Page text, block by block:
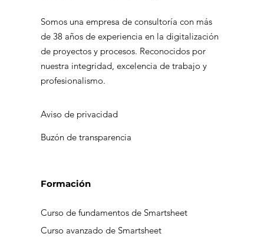
Formación
Curso de fundamentos de Smartsheet
Curso avanzado de Smartsheet
Somos una empresa de consultoría con más
de 38 años de experiencia en la digitalización
de proyectos y procesos. Reconocidos por
nuestra integridad, excelencia de trabajo y
profesionalismo.
Aviso de privacidad
Buzón de transparencia